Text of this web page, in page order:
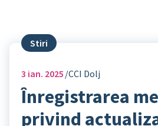
Stiri
3 ian. 2025 CCI Dolj
Înregistrarea
privind